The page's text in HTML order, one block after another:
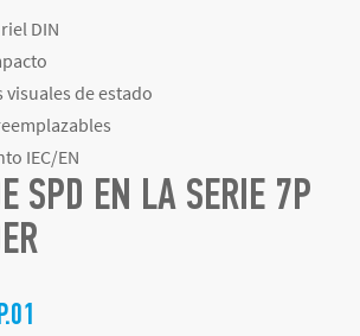
DIN
de estado
IEC/EN
SPD EN LA SERIE 7P